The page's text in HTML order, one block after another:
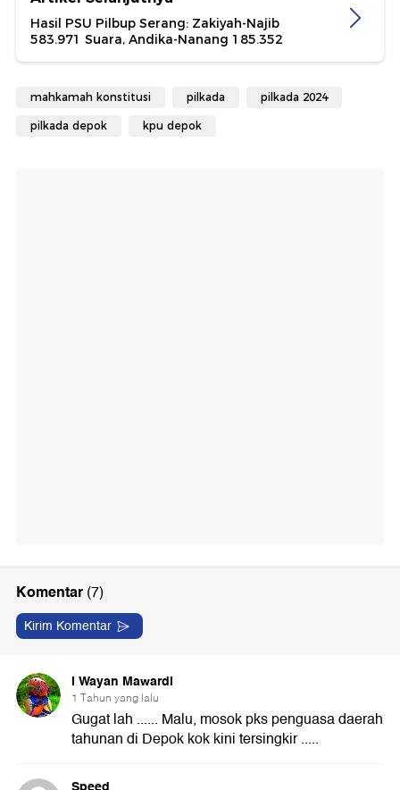
Hasil PSU Pilbup Serang: Zakiyah-Najib
583.971 Suara, Andika-Nanang 185.352
mahkamah konstitusi pilkada pilkada 2024
pilkada depok kpu depok